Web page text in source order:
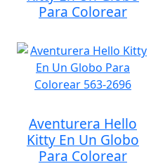
Para Colorear
Aventurera Hello
Kitty En Un Globo
Para Colorear